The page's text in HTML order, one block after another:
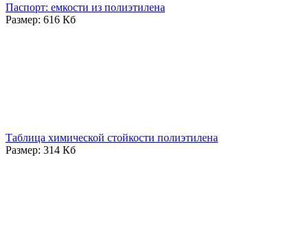
Паспорт: емкости из полиэтилена
Размер: 616 Кб
Таблица химической стойкости полиэтилена
Размер: 314 Кб